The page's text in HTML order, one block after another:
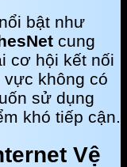
nổi bật như
cung
cơ hội kết nối
không có
sử dụng
khó tiếp cận.
Vệ